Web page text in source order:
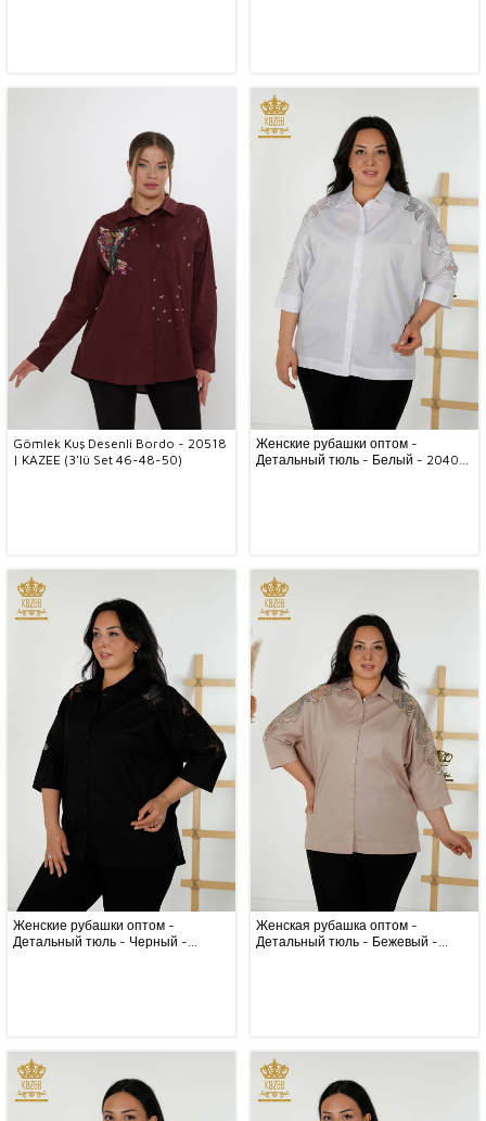
Gömlek Kuş Desenli Bordo - 20518
| KAZEE (3'lü Set 46-48-50)
Женские рубашки оптом -
Детальный тюль - Белый - 20406
Женские рубашки оптом -
Детальный тюль - Черный -
Женская рубашка оптом -
Детальный тюль - Бежевый -